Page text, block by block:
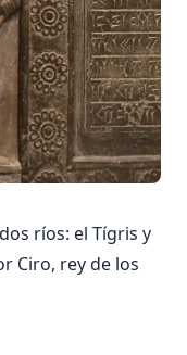
ríos: el Tígris y
Ciro, rey de los